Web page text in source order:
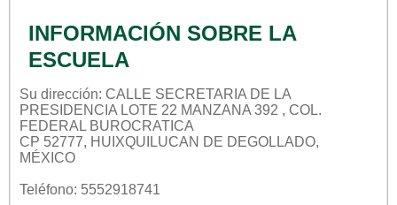
INFORMACIÓN SOBRE LA
ESCUELA
Su dirección: CALLE SECRETARIA DE LA
PRESIDENCIA LOTE 22 MANZANA 392 , COL.
FEDERAL BUROCRATICA
CP 52777, HUIXQUILUCAN DE DEGOLLADO,
MÉXICO
Teléfono: 5552918741